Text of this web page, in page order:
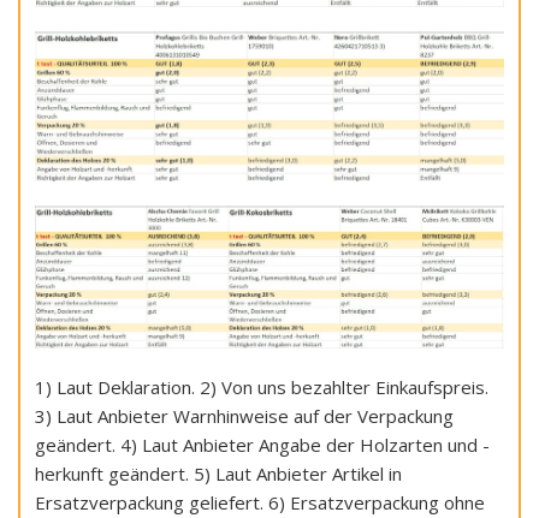
1) Laut Deklaration. 2) Von uns bezahlter Einkaufspreis.
3) Laut Anbieter Warnhinweise auf der Verpackung
geändert. 4) Laut Anbieter Angabe der Holzarten und -
herkunft geändert. 5) Laut Anbieter Artikel in
Ersatzverpackung geliefert. 6) Ersatzverpackung ohne